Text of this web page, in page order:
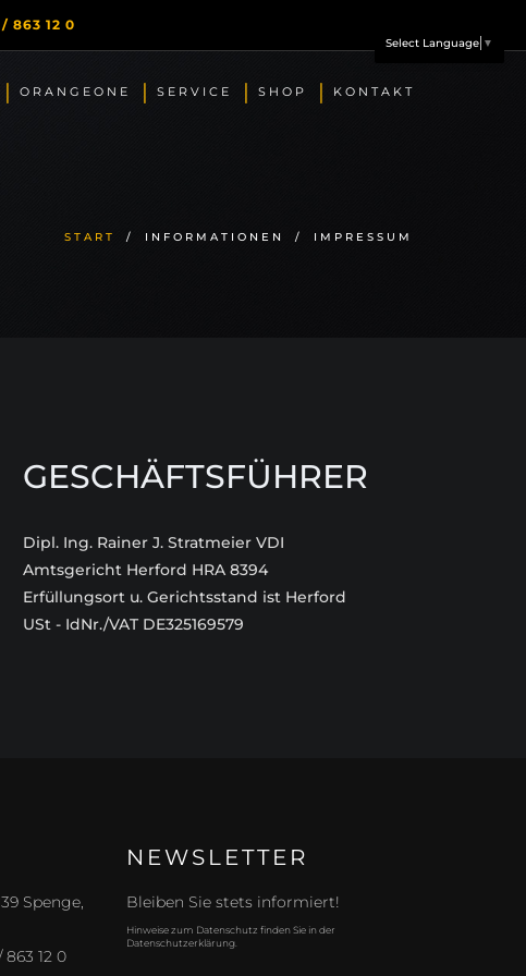
863 12 0
Select Language ▼
ORANGEONE SERVICE SHOP KONTAKT
START / INFORMATIONEN / IMPRESSUM
GESCHÄFTSFÜHRER
Dipl. Ing. Rainer J. Stratmeier VDI
Amtsgericht Herford HRA 8394
Erfüllungsort u. Gerichtsstand ist Herford
USt - IdNr./VAT DE325169579
Spenge,
863 12 0
NEWSLETTER
Bleiben Sie stets informiert!
Hinweise zum Datenschutz finden Sie in der
Datenschutzerklärung.